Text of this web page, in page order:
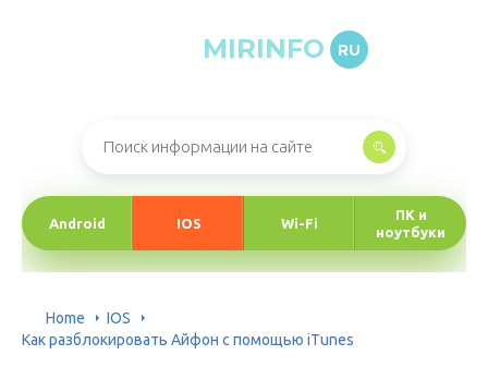
MIRINFO RU
Android IOS Wi-Fi
ПК и
ноутбуки
Home
IOS
Как разблокировать Айфон с помощью iTunes